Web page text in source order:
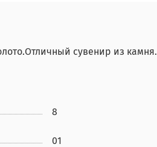
сувенир из камня.
8
01